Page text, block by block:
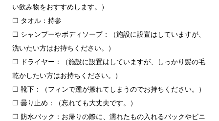
い飲み物をおすすめします。）
☐ タオル：持参
☐ シャンプーやボディソープ：（施設に設置はしていますが、
洗いたい方はお持ちください。）
☐ ドライヤー：（施設に設置はしていますが、しっかり髪の毛
乾かしたい方はお持ちください。）
☐ 靴下：（フィンで踵が擦れてしまうのでお持ちください。）
☐ 曇り止め：（忘れても大丈夫です。）
☐ 防水バック：お帰りの際に、濡れたもの入れるバックやビニ